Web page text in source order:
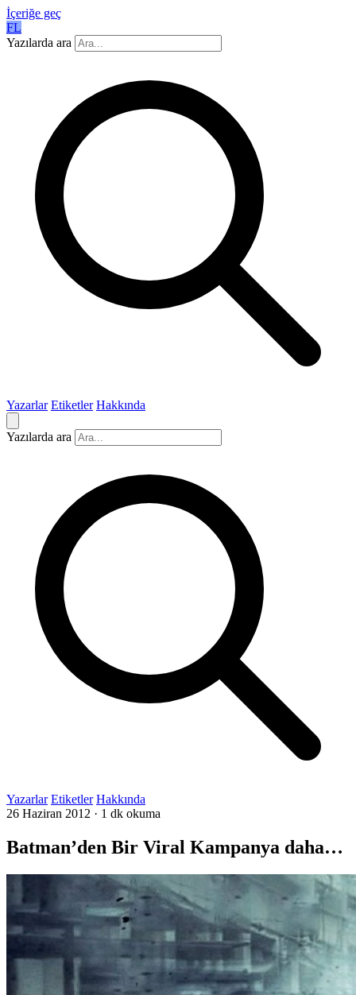
İçeriğe geç
FL
Yazılarda ara
Yazarlar Etiketler Hakkında
Yazılarda ara
Yazarlar Etiketler Hakkında
26 Haziran 2012 · 1 dk okuma
Batman’den Bir Viral Kampanya daha…